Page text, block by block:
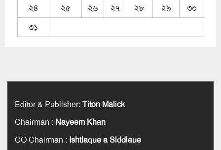
২৪
২৫ ২৬ ২৭ ২৮ ২৯
৩০
৩১
Editor & Publisher:Titon Malick
Chairman : Nayeem Khan
CO Chairman : Ishtiaque a Siddiaue